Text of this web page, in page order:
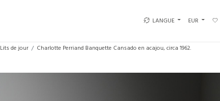
LANGUE EUR
Lits de jour Charlotte Perriand Banquette Cansado en acajou, circa 1962.